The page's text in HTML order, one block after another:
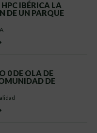
IBÉRICA LA
DE UN PARQUE
0 DE OLA DE
DE